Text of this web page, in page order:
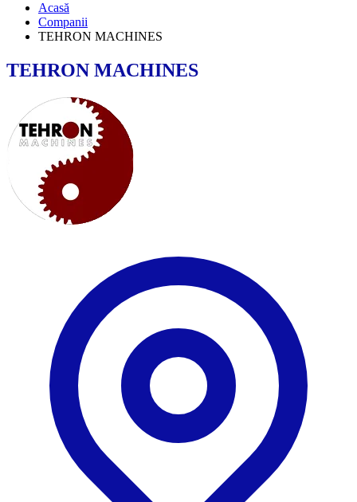
Acasă
Companii
TEHRON MACHINES
TEHRON MACHINES